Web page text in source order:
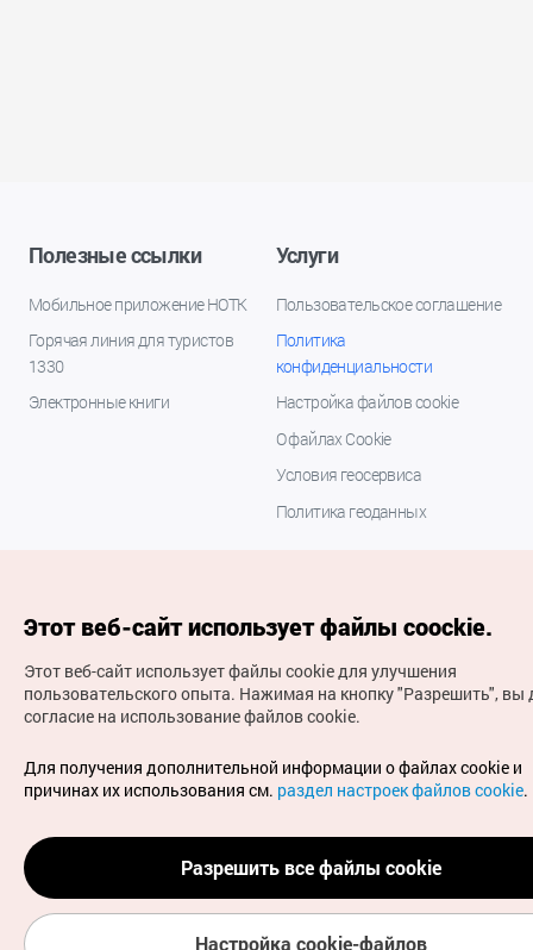
Полезные ссылки
Мобильное приложение НОТК
Горячая линия для туристов
1330
Электронные книги
Услуги
Пользовательское соглашение
Политика
конфиденциальности
Настройка файлов cookie
О файлах Cookie
Условия геосервиса
Политика геоданных
(с) Национальная организация туризма Кореи Все
права защищены
Для извещения об ошибках и проблемах, связанных с
работой веб-сайта, направляйте ваши запросы на
официальный адрес электронной почты
russian@knto.or.kr
Этот веб-сайт использует файлы coockie.
Этот веб-сайт использует файлы cookie для улучшения
пользовательского опыта. Нажимая на кнопку "Разрешить", вы
согласие на использование файлов cookie.
Для получения дополнительной информации о файлах cookie и
причинах их использования см. раздел настроек файлов cookie.
Разрешить все файлы cookie
Настройка cookie-файлов